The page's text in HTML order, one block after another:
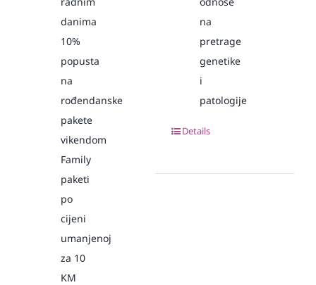
danima
10%
popusta
na
rođendanske
pakete
vikendom
Family
paketi
po
cijeni
umanjenoj
za 10
KM
na
pretrage
genetike
i
patologije
Details